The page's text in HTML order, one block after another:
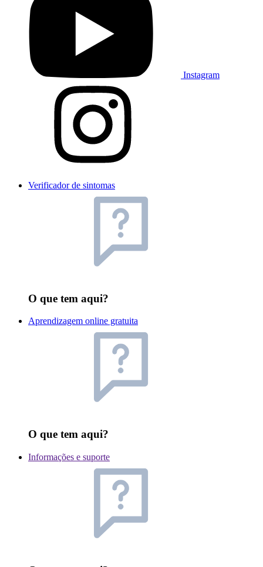
Instagram
Verificador de sintomas
O que tem aqui?
Aprendizagem online gratuita
O que tem aqui?
Informações e suporte